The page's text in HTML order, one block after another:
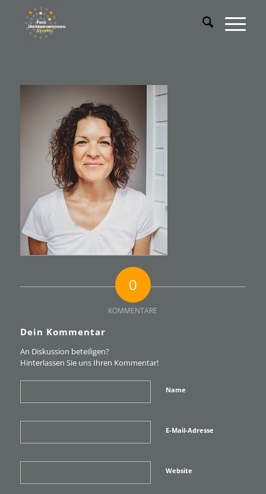
0
KOMMENTARE
Dein Kommentar
An Diskussion beteiligen?
Hinterlassen Sie uns Ihren Kommentar!
Name
E-Mail-Adresse
Website